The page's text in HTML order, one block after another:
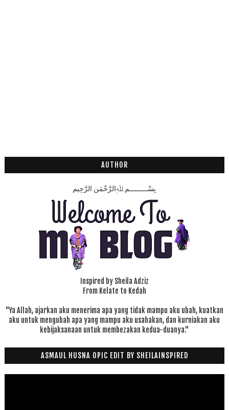
AUTHOR
بِسْـــــــــمِ ﷲِالرَّحْمَنِ الرَّحِيم
Inspired by Sheila Adziz
From Kelate to Kedah
"Ya Allah, ajarkan aku menerima apa yang tidak mampu aku ubah, kuatkan
aku untuk mengubah apa yang mampu aku usahakan, dan kurniakan aku
kebijaksanaan untuk membezakan kedua-duanya."
ASMAUL HUSNA OPIC EDIT BY SHEILAINSPIRED